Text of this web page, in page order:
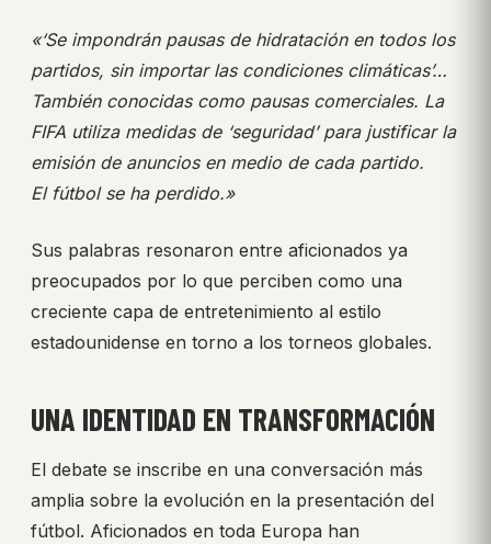
«‘Se impondrán pausas de hidratación en todos los
partidos, sin importar las condiciones climáticas’…
También conocidas como pausas comerciales. La
FIFA utiliza medidas de ‘seguridad’ para justificar la
emisión de anuncios en medio de cada partido.
El fútbol se ha perdido.»
Sus palabras resonaron entre aficionados ya
preocupados por lo que perciben como una
creciente capa de entretenimiento al estilo
estadounidense en torno a los torneos globales.
UNA IDENTIDAD EN TRANSFORMACIÓN
El debate se inscribe en una conversación más
amplia sobre la evolución en la presentación del
fútbol. Aficionados en toda Europa han